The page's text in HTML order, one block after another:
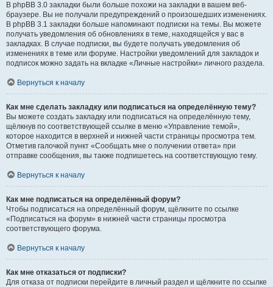
В phpBB 3.0 закладки были больше похожи на закладки в вашем веб-
браузере. Вы не получали предупреждений о произошедших изменениях.
В phpBB 3.1 закладки больше напоминают подписки на темы. Вы можете
получать уведомления об обновлениях в теме, находящейся у вас в
закладках. В случае подписки, вы будете получать уведомления об
изменениях в теме или форуме. Настройки уведомлений для закладок и
подписок можно задать на вкладке «Личные настройки» личного раздела.
Вернуться к началу
Как мне сделать закладку или подписаться на определённую тему?
Вы можете создать закладку или подписаться на определённую тему,
щёлкнув по соответствующей ссылке в меню «Управление темой»,
которое находится в верхней и нижней части страницы просмотра тем.
Отметив галочкой пункт «Сообщать мне о получении ответа» при
отправке сообщения, вы также подпишетесь на соответствующую тему.
Вернуться к началу
Как мне подписаться на определённый форум?
Чтобы подписаться на определённый форум, щёлкните по ссылке
«Подписаться на форум» в нижней части страницы просмотра
соответствующего форума.
Вернуться к началу
Как мне отказаться от подписки?
Для отказа от подписки перейдите в личный раздел и щёлкните по ссылке